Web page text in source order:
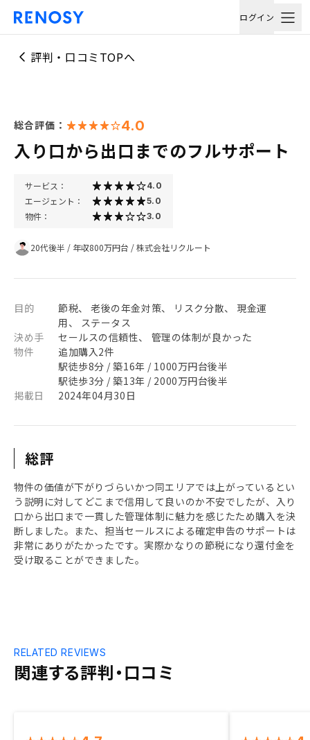
ログイン
評判・口コミTOPへ
総合評価： 4.0
入り口から出口までのフルサポート
サービス： 4.0
エージェント： 5.0
物件： 3.0
20代後半 / 年収800万円台 /株式会社リクルート
目的
節税、 老後の年金対策、 リスク分散、 現金運
用、 ステータス
決め手
セールスの信頼性、 管理の体制が良かった
物件
追加購入2件
駅徒歩8分 / 築16年 / 1000万円台後半
駅徒歩3分 / 築13年 / 2000万円台後半
掲載日
2024年04月30日
総評
物件の価値が下がりづらいかつ同エリアでは上がっているとい
う説明に対してどこまで信用して良いのか不安でしたが、入り
口から出口まで一貫した管理体制に魅力を感じたため購入を決
断しました。また、担当セールスによる確定申告のサポートは
非常にありがたかったです。実際かなりの節税になり還付金を
受け取ることができました。
関連する評判・口コミ
RELATED REVIEWS